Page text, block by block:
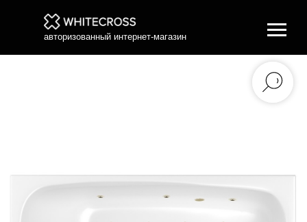
авторизованный интернет-магазин